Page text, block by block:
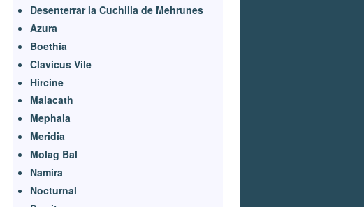
Desenterrar la Cuchilla de Mehrunes
Azura
Boethia
Clavicus Vile
Hircine
Malacath
Mephala
Meridia
Molag Bal
Namira
Nocturnal